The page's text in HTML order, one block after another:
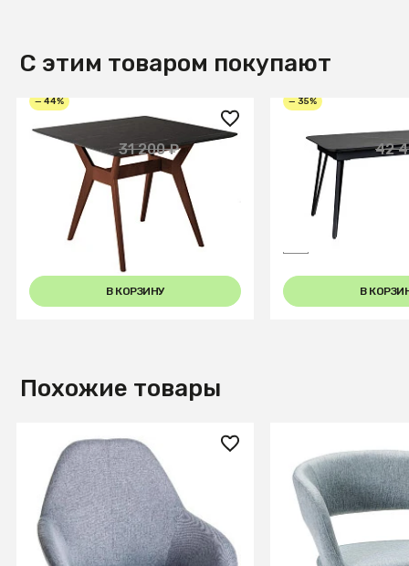
С этим товаром покупают
— 44%
17 600 ₽
31 200 ₽
Стол Нарвик 960*960 мрамор
Графит Темный орех
В КОРЗИНУ
— 35%
27 700 ₽
42
Стол Диего
180
Мрамор
В
Похожие товары
14 170 ₽
Стул Kent Сер/Черн
14 200 ₽
Стул Hugs